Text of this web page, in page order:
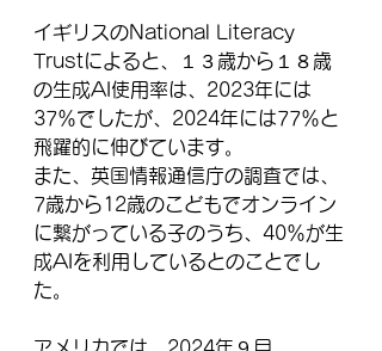
イギリスのNational Literacy
Trustによると、１３歳から１８歳
の生成AI使用率は、2023年には
37％でしたが、2024年には77％と
飛躍的に伸びています。
また、英国情報通信庁の調査では、
7歳から12歳のこどもでオンライン
に繋がっている子のうち、40％が生
成AIを利用しているとのことでし
た。